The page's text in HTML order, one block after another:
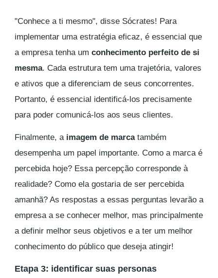
"Conhece a ti mesmo", disse Sócrates! Para
implementar uma estratégia eficaz, é essencial que
a empresa tenha um conhecimento perfeito de si
mesma. Cada estrutura tem uma trajetória, valores
e ativos que a diferenciam de seus concorrentes.
Portanto, é essencial identificá-los precisamente
para poder comunicá-los aos seus clientes.
Finalmente, a imagem de marcatambém
desempenha um papel importante. Como a marca é
percebida hoje? Essa percepção corresponde à
realidade? Como ela gostaria de ser percebida
amanhã? As respostas a essas perguntas levarão a
empresa a se conhecer melhor, mas principalmente
a definir melhor seus objetivos e a ter um melhor
conhecimento do público que deseja atingir!
Etapa 3: identificar suas personas